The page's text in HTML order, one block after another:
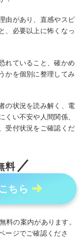
由があり、直感やスピ
、必要以上に怖くなっ
れていること、確かめ
かを個別に整理してみ
の状況を読み解く、電
くい不安や人間関係、
受付状況をご確認くだ
料
ちら
料の案内があります。
ージでご確認くださ